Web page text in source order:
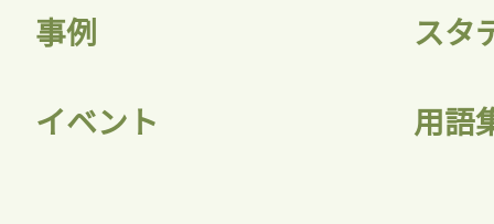
事例 スタ
イベント 用語